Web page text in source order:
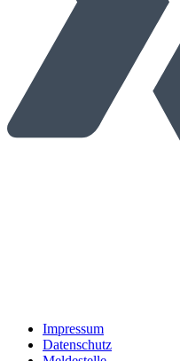
Impressum
Datenschutz